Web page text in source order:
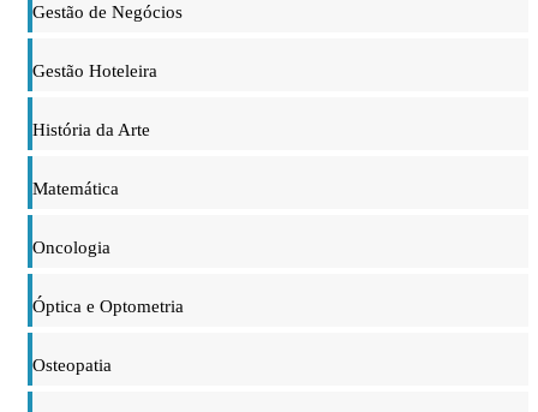
Gestão de Negócios
Gestão Hoteleira
História da Arte
Matemática
Oncologia
Óptica e Optometria
Osteopatia